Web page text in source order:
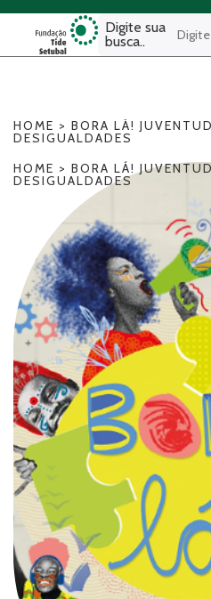
Digite sua
busca..
HOME > BORA LÁ!
DESIGUALDADES
HOME > BORA LÁ!
DESIGUALDADES